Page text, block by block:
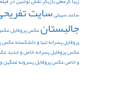
ساعد سهیلیسایت
جالبستانعکس پروفایلعکس
پروفایل پسرانه تنها و دلشکستهعکس
عکس پروفایل پسرانه خاص و جدید
و خاصعکس پروفایل پسرونه غمگین و